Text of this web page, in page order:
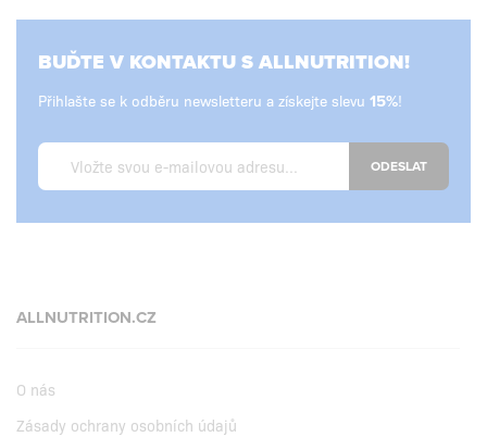
BUĎTE V KONTAKTU S ALLNUTRITION!
Přihlašte se k odběru newsletteru a získejte slevu !
ODESLAT
ALLNUTRITION.CZ
O nás
Zásady ochrany osobních údajů